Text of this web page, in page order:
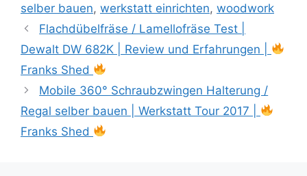
selber bauen, werkstatt einrichten, woodwork
Flachdübelfräse / Lamellofräse Test |
Dewalt DW 682K | Review und Erfahrungen |
Franks Shed
Mobile 360° Schraubzwingen Halterung /
Regal selber bauen | Werkstatt Tour 2017 |
Franks Shed